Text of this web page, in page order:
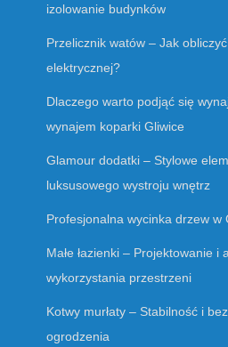
izolowanie budynków
Przelicznik watów – Jak
elektrycznej?
Dlaczego warto podjąć się
wynajem koparki Gliwice
Glamour dodatki – Stylowe
luksusowego wystroju wnętrz
Profesjonalna wycinka drzew w
Małe łazienki – Projektowanie
wykorzystania przestrzeni
Kotwy murłaty – Stabilność i
ogrodzenia